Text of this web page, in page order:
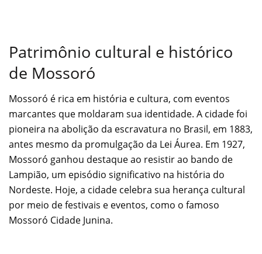
Patrimônio cultural e histórico
de Mossoró
Mossoró é rica em história e cultura, com eventos
marcantes que moldaram sua identidade. A cidade foi
pioneira na abolição da escravatura no Brasil, em 1883,
antes mesmo da promulgação da Lei Áurea. Em 1927,
Mossoró ganhou destaque ao resistir ao bando de
Lampião, um episódio significativo na história do
Nordeste. Hoje, a cidade celebra sua herança cultural
por meio de festivais e eventos, como o famoso
Mossoró Cidade Junina.